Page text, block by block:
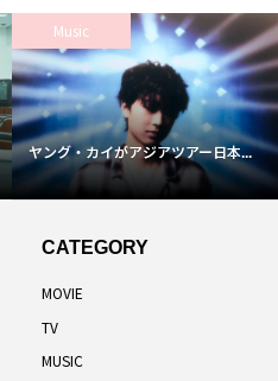
Music
ヤング・カイがアジアツアー日本...
CATEGORY
MOVIE
TV
MUSIC